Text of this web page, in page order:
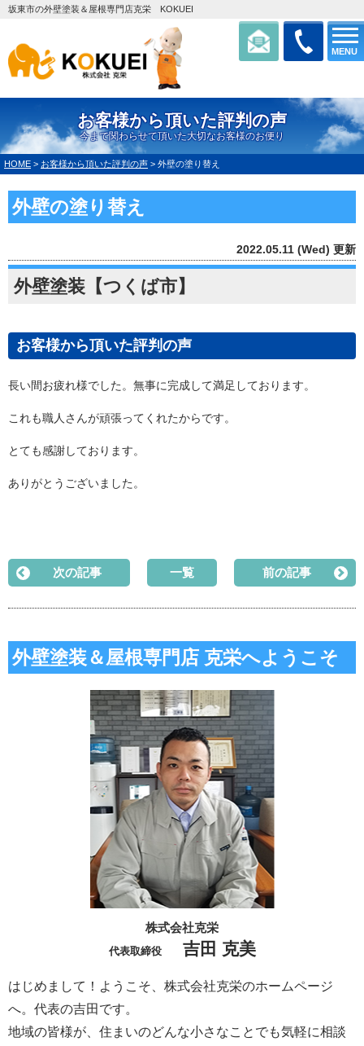
MENU
坂東市の外壁塗装＆屋根専門店克栄 KOKUEI
お客様から頂いた評判の声
今まで関わらせて頂いた大切なお客様のお便り
HOME > お客様から頂いた評判の声 > 外壁の塗り替え
外壁の塗り替え
2022.05.11 (Wed) 更新
外壁塗装【つくば市】
お客様から頂いた評判の声
長い間お疲れ様でした。無事に完成して満足しております。
これも職人さんが頑張ってくれたからです。
とても感謝しております。
ありがとうございました。
次の記事 一覧 前の記事
外壁塗装＆屋根専門店 克栄へようこそ
株式会社克栄
代表取締役 吉田 克美
はじめまして！ようこそ、株式会社克栄のホームページ
へ。代表の吉田です。
地域の皆様が、住まいのどんな小さなことでも気軽に相談